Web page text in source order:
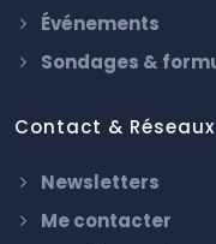
Événements
Sondages &
Contact & Réseaux
Newsletters
Me contacter